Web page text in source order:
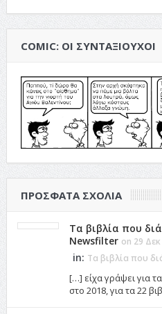
COMIC: ΟΙ ΣΥΝΤΑΞΙΟΎΧΟΙ
ΠΡΌΣΦΑΤΑ ΣΧΌΛΙΑ
Τα βιβλία που
Newsfilter on 29 Δεκ
in: Τα βιβλία που
[…] είχα γράψει για
στο 2018, για τα 22